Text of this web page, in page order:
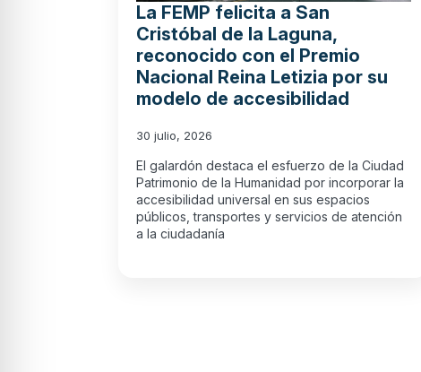
La FEMP felicita a San
Cristóbal de la Laguna,
reconocido con el Premio
Nacional Reina Letizia por su
modelo de accesibilidad
30 julio, 2026
El galardón destaca el esfuerzo de la Ciudad
Patrimonio de la Humanidad por incorporar la
accesibilidad universal en sus espacios
públicos, transportes y servicios de atención
a la ciudadanía